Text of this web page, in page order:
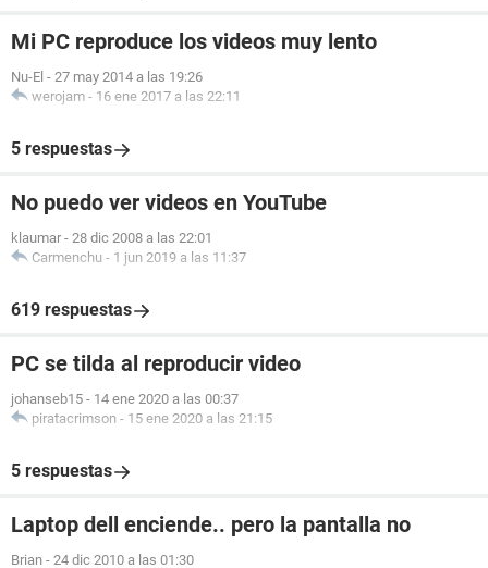
Mi PC reproduce los videos muy lento
Nu-El - 27 may 2014 a las 19:26
werojam - 16 ene 2017 a las 22:11
5 respuestas
No puedo ver videos en YouTube
klaumar - 28 dic 2008 a las 22:01
Carmenchu - 1 jun 2019 a las 11:37
619 respuestas
PC se tilda al reproducir video
johanseb15 - 14 ene 2020 a las 00:37
piratacrimson - 15 ene 2020 a las 21:15
5 respuestas
Laptop dell enciende.. pero la pantalla no
Brian - 24 dic 2010 a las 01:30